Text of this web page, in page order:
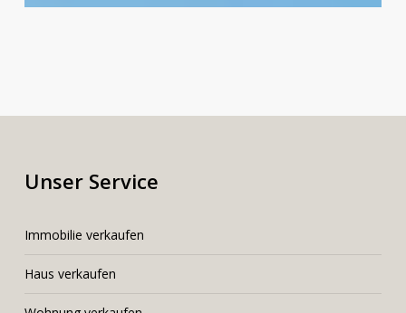
Unser Service
Immobilie verkaufen
Haus verkaufen